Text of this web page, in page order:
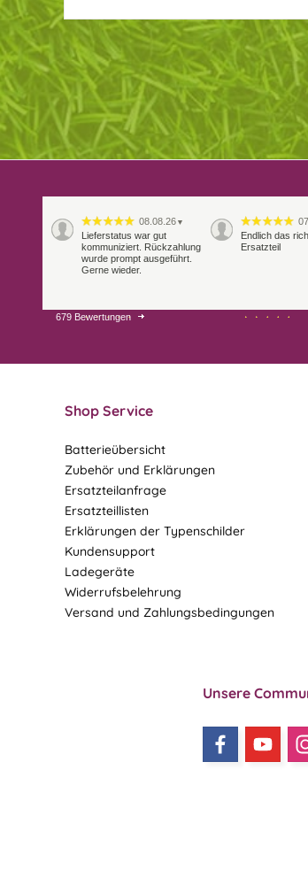
08.08.26 ▼
Lieferstatus war gut
kommuniziert. Rückzahlung
wurde prompt ausgeführt.
Gerne wieder.
Endlich das
Ersatzteil
29.07.26
679 Bewertungen
Shop Service
Batterieübersicht
Zubehör und Erklärungen
Ersatzteilanfrage
Ersatzteillisten
Erklärungen der Typenschilder
Kundensupport
Ladegeräte
Widerrufsbelehrung
Versand und Zahlungsbedingungen
Unsere